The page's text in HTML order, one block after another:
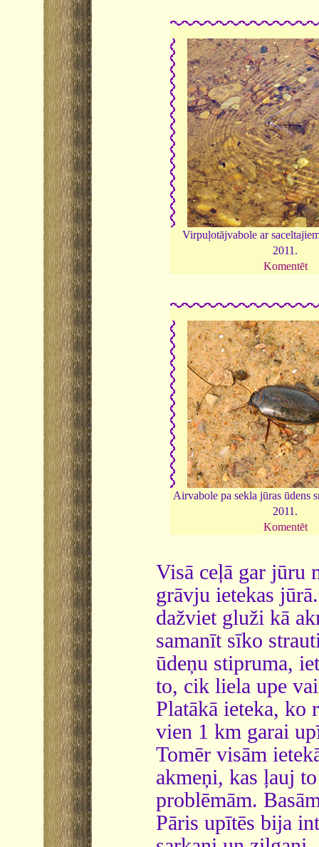
Virpuļotājvabole ar
2011.
Komentēt
Airvabole pa sekla jūras ūdens
2011.
Komentēt
Visā ceļā gar jūru
grāvju ietekas
dažviet gluži kā
samanīt sīko
ūdeņu stipruma,
to, cik liela upe
Platākā ieteka, ko
vien 1 km garai
Tomēr visām
akmeņi, kas ļauj
problēmām.
Pāris upītēs bija